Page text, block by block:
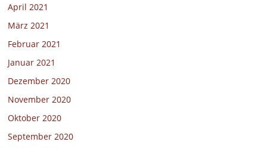
April 2021
März 2021
Februar 2021
Januar 2021
Dezember 2020
November 2020
Oktober 2020
September 2020